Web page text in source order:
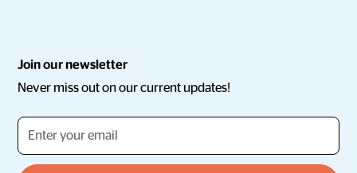
Join our newsletter
Never miss out on our current updates!